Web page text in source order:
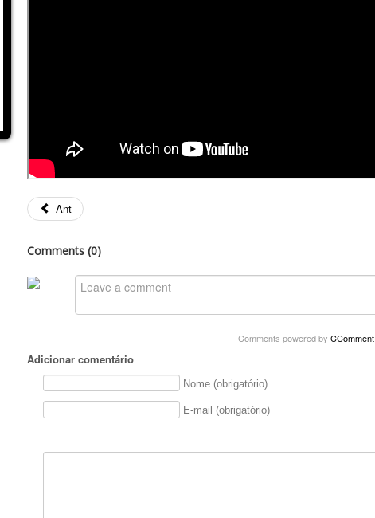
Ant
Comments (0)
Comments powered by CComment
Adicionar comentário
Nome (obrigatório)
E-mail (obrigatório)